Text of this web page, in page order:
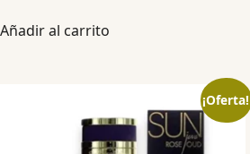
Añadir al carrito
¡Oferta!